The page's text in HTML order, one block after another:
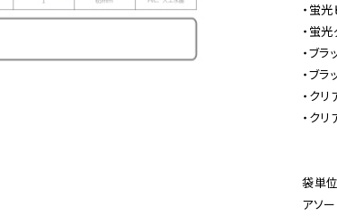
・蛍
・蛍
・ブ
・ブ
・ク
・ク
袋単
アソ